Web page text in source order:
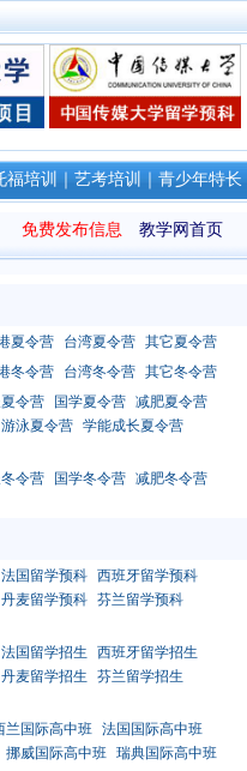
福培训｜艺考培训｜青少年特长
免费发布信息 教学网首页
夏令营 台湾夏令营 其它夏令营
冬令营 台湾冬令营 其它冬令营
令营 国学夏令营 减肥夏令营
游泳夏令营 学能成长夏令营
令营 国学冬令营 减肥冬令营
法国留学预科 西班牙留学预科
丹麦留学预科 芬兰留学预科
法国留学招生
西班牙留学招生
丹麦留学招生
芬兰留学招生
兰国际高中班 法国国际高中班
挪威国际高中班 瑞典国际高中班